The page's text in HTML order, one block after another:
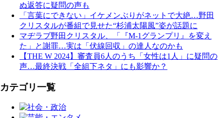
ぬ返答に疑問の声も
「言葉にできない」イケメンぶりがネットで大絶…野田
クリスタルが番組で見せた“杉浦太陽風”姿が話題に
マヂラブ野田クリスタル、「『M-1グランプリ』を変え
た」と謝罪…実は「伏線回収」の達人なのかも
【THE W 2024】審査員6人のうち「女性は1人」に疑問の
声…最終決戦「全組下ネタ」にも影響か？
カテゴリ一覧